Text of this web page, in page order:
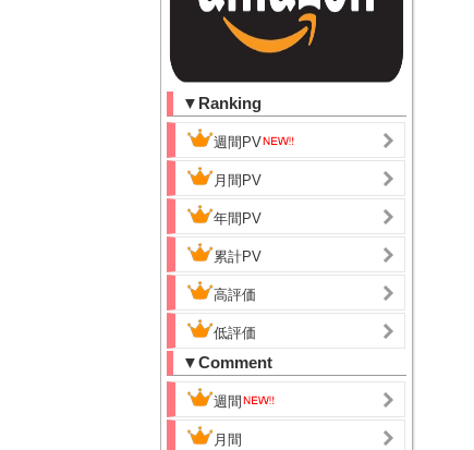
▼Ranking
週間PV
月間PV
年間PV
累計PV
高評価
低評価
▼Comment
週間
月間